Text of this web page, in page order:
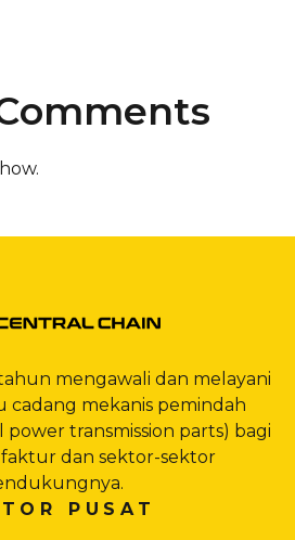
mengawali dan melayani
cadang mekanis pemindah
transmission parts) bagi
dan sektor-sektor
PUSAT